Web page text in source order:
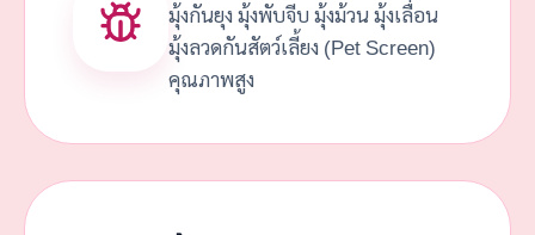
มุ้งกันยุง มุ้งพับจีบ มุ้งม้วน มุ้งเลื่อน
มุ้งลวดกันสัตว์เลี้ยง (Pet Screen)
คุณภาพสูง